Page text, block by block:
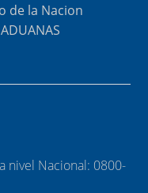
de la Nacion
nivel Nacional: 0800-